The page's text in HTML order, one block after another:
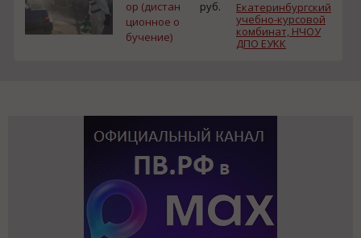
ор (дистан
ционное о
бучение)
руб.
Екатеринбургский
учебно-курсовой
комбинат, НЧОУ
ДПО ЕУКК